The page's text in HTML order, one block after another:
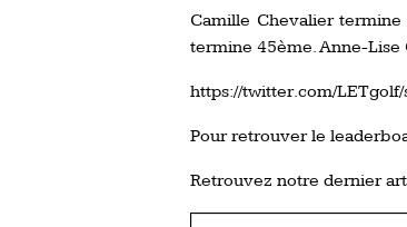
Camille Chevalier
termine 45ème. Anne-Lise
https://twitter.com/
Pour retrouver le
Retrouvez notre dernier